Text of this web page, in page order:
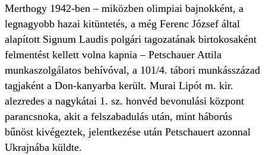
Merthogy 1942-ben – miközben olimpiai bajnokként, a
legnagyobb hazai kitüntetés, a még Ferenc József által
alapított Signum Laudis polgári tagozatának birtokosaként
felmentést kellett volna kapnia – Petschauer Attila
munkaszolgálatos behívóval, a 101/4. tábori munkásszázad
tagjaként a Don-kanyarba került. Murai Lipót m. kir.
alezredes a nagykátai 1. sz. honvéd bevonulási központ
parancsnoka, akit a felszabadulás után, mint háborús
bűnöst kivégeztek, jelentkezése után Petschauert azonnal
Ukrajnába küldte.